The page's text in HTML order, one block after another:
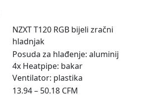
NZXT T120 RGB bijeli zračni
hladnjak
Posuda za hlađenje: aluminij
4x Heatpipe: bakar
Ventilator: plastika
13.94 – 50.18 CFM